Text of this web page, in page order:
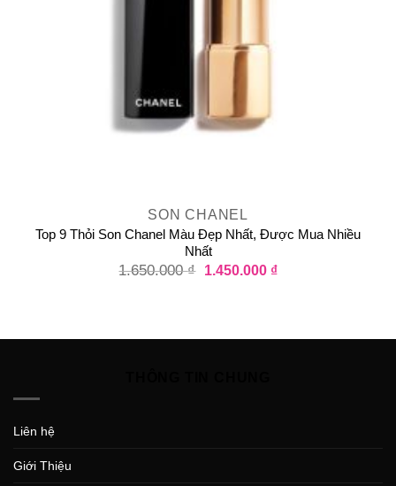
SON CHANEL
Top 9 Thỏi Son Chanel Màu Đẹp Nhất, Được Mua Nhiều
Nhất
1.650.000₫ 1.450.000 ₫
Liên hệ
Giới Thiệu